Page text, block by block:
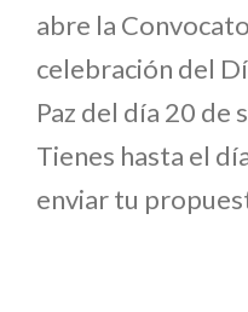
abre la
celebración del
Paz del día 20
Tienes hasta el
enviar tu